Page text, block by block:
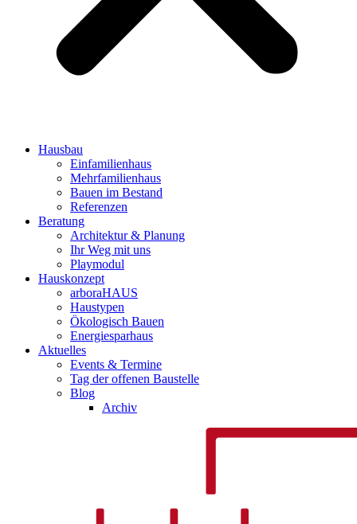
Hausbau
Einfamilienhaus
Mehrfamilienhaus
Bauen im Bestand
Referenzen
Beratung
Architektur & Planung
Ihr Weg mit uns
Playmodul
Hauskonzept
arboraHAUS
Haustypen
Ökologisch Bauen
Energiesparhaus
Aktuelles
Events & Termine
Tag der offenen Baustelle
Blog
Archiv